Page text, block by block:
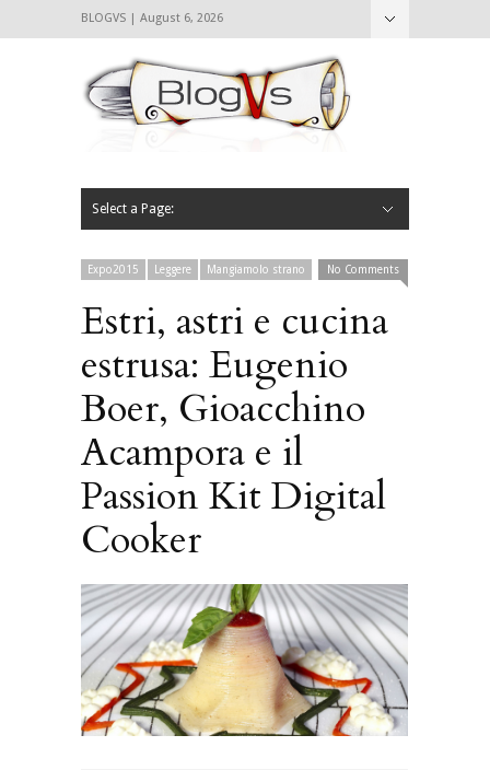
BLOGVS | August 6, 2026
Select a Page:
Expo2015 Leggere Mangiamolo strano No Comments
Estri, astri e cucina
estrusa: Eugenio
Boer, Gioacchino
Acampora e il
Passion Kit Digital
Cooker